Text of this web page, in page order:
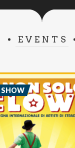
EVENTS
SHOW